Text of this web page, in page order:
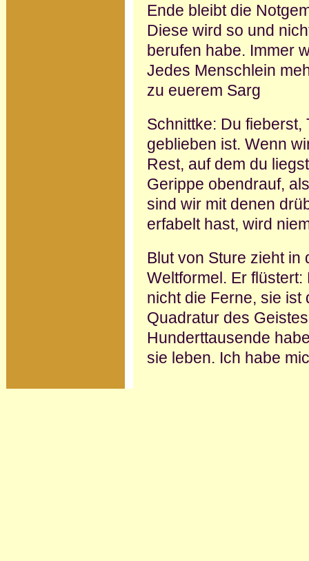
Ende bleibt die
Diese wird so und
berufen habe. Immer
Jedes Menschlein
zu euerem Sarg
Schnittke: Du
geblieben ist. Wenn
Rest, auf dem du
Gerippe obendrauf,
sind wir mit denen
erfabelt hast, wird
Blut von Sture zieht in
Weltformel. Er
nicht die Ferne, sie ist
Quadratur des
Hunderttausende
sie leben. Ich habe